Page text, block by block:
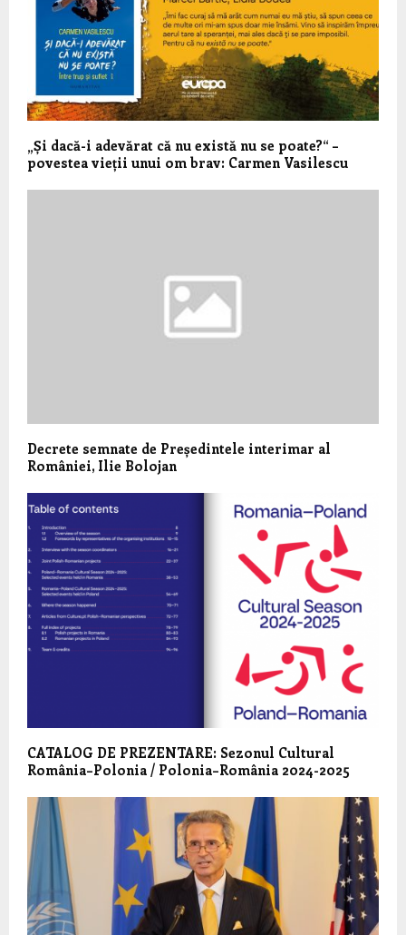
„Și dacă-i adevărat că nu există nu se poate?“ –
povestea vieții unui om brav: Carmen Vasilescu
Decrete semnate de Președintele interimar al
României, Ilie Bolojan
CATALOG DE PREZENTARE: Sezonul Cultural
România–Polonia / Polonia–România 2024-2025